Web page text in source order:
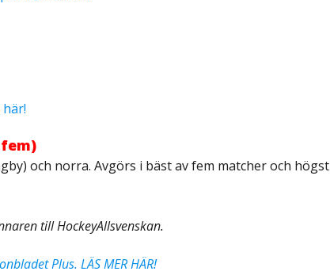
fem)
och norra. Avgörs i bäst av fem matcher och högst
till HockeyAllsvenskan.
Plus. LÄS MER HÄR!